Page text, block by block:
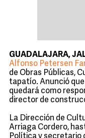
GUADALAJARA,
Alfonso Petersen
de Obras Públicas,
tapatío. Anunció
quedará como
director de
La Dirección de
Arriaga Cordero,